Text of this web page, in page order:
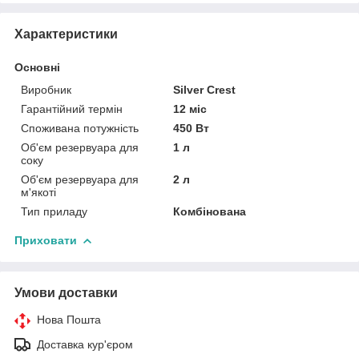
Характеристики
Основні
Виробник
Silver Crest
Гарантійний термін
12 міс
Споживана потужність
450 Вт
Об'єм резервуара для
соку
1 л
Об'єм резервуара для
м'якоті
2 л
Тип приладу Комбінована
Приховати
Умови доставки
Нова Пошта
Доставка кур'єром